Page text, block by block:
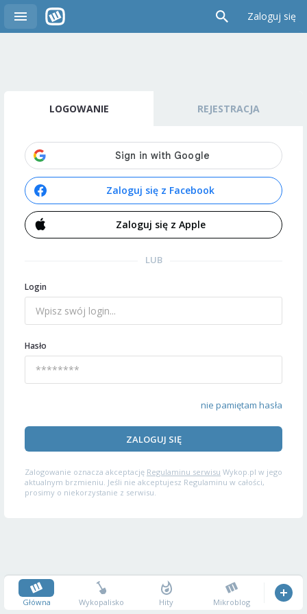
Zaloguj się
LOGOWANIE REJESTRACJA
Zaloguj się z Facebook
Zaloguj się z Apple
LUB
Login
Hasło
nie pamiętam hasła
ZALOGUJ SIĘ
Zalogowanie oznacza akceptację Regulaminu serwisu Wykop.pl w jego
aktualnym brzmieniu. Jeśli nie akceptujesz Regulaminu w całości,
prosimy o niekorzystanie z serwisu.
Główna Wykopalisko Hity Mikroblog